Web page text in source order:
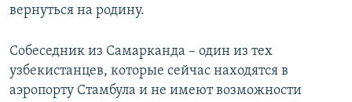
вернуться на родину.
Собеседник из Самарканда – один из тех
узбекистанцев, которые сейчас находятся в
аэропорту Стамбула и не имеют возможности